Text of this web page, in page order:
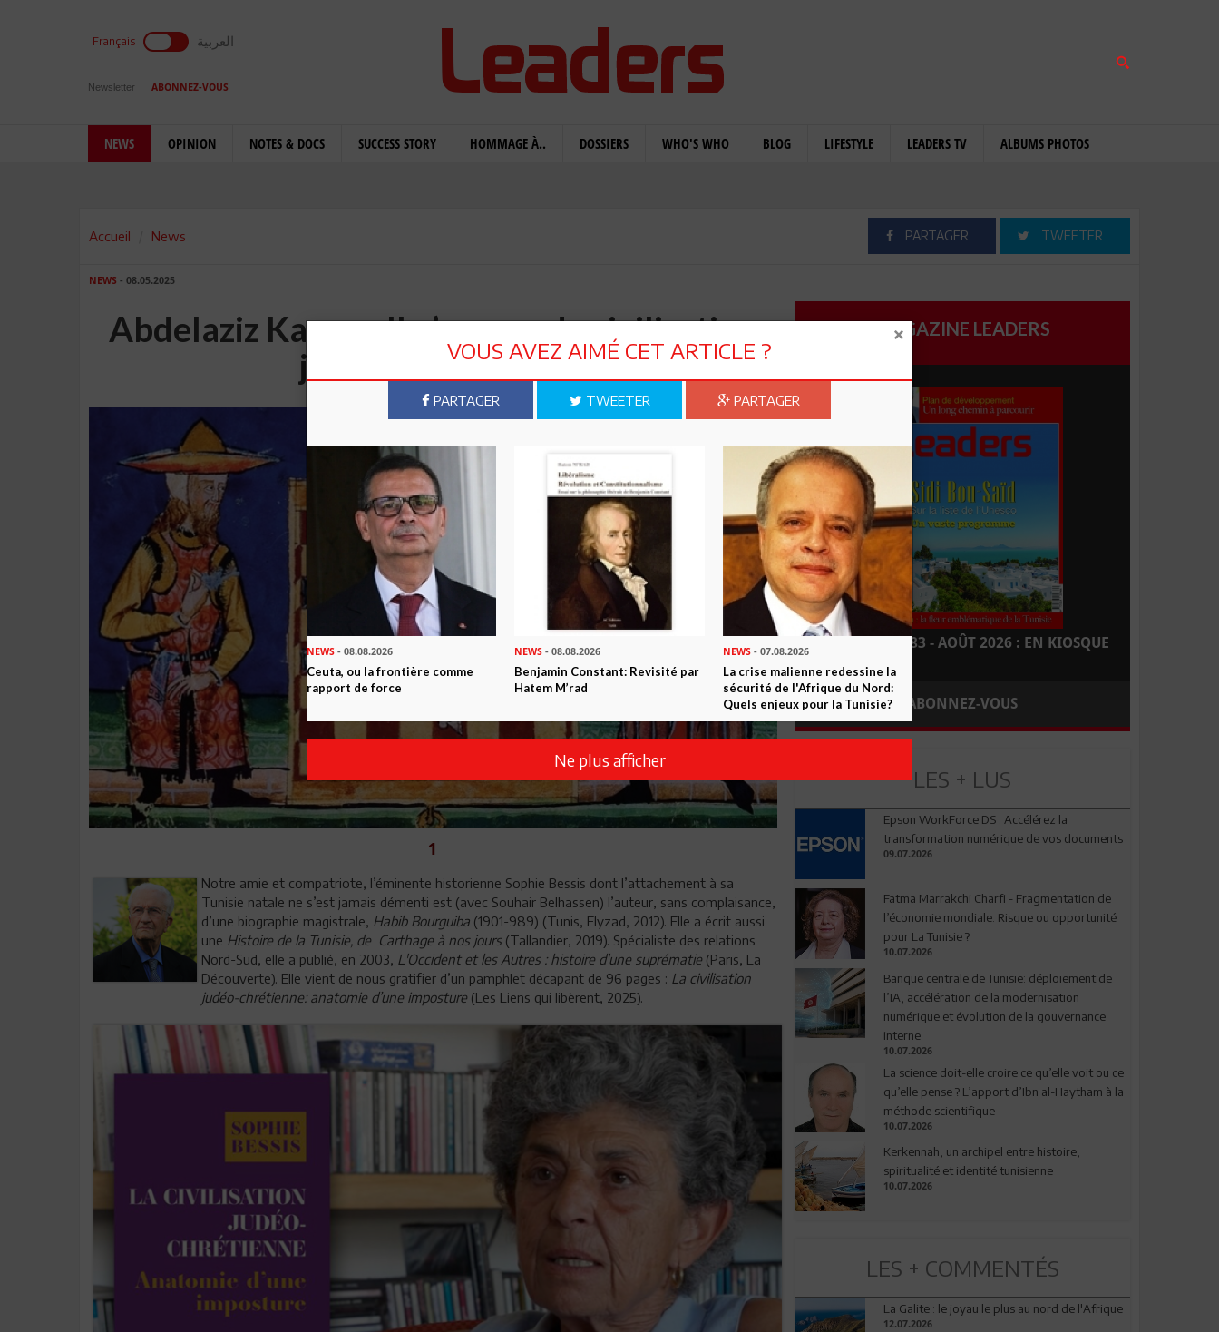
Français العربية
Newsletter ABONNEZ-VOUS
NEWS OPINION NOTES & DOCS SUCCESS STORY HOMMAGE À.. DOSSIERS WHO'S WHO BLOG LIFESTYLE LEADERS TV ALBUMS PHOTOS
Accueil News PARTAGER TWEETER
NEWS - 08.05.2025
Abdelaziz Kacem: Il n’y a pas de civilisation
judéo-chrétienne
1
Notre amie et compatriote, l’éminente historienne Sophie Bessis dont l’attachement à sa
Tunisie natale ne s’est jamais démenti est (avec Souhair Belhassen) l’auteur, sans complaisance,
d’une biographie magistrale, Habib Bourguiba(1901-989) (Tunis, Elyzad, 2012). Elle a écrit aussi
une Histoire de la Tunisie, de Carthage à nos jours (Tallandier, 2019). Spécialiste des relations
Nord-Sud, elle a publié, en 2003, L'Occident et les Autres : histoire d'une suprématie(Paris, La
Découverte). Elle vient de nous gratifier d’un pamphlet décapant de 96 pages : La civilisation
judéo-chrétienne: anatomie d’une imposture(Les Liens qui libèrent, 2025).
MAGAZINE LEADERS
LEADERS N° 183 - AOÛT 2026 : EN KIOSQUE
ABONNEZ-VOUS
LES + LUS
Epson WorkForce DS : Accélérez la
transformation numérique de vos documents
09.07.2026
Fatma Marrakchi Charfi - Fragmentation de
l’économie mondiale: Risque ou opportunité
pour La Tunisie ?
10.07.2026
Banque centrale de Tunisie: déploiement de
l’IA, accélération de la modernisation
numérique et évolution de la gouvernance
interne
10.07.2026
La science doit-elle croire ce qu’elle voit ou ce
qu’elle pense ? L’apport d’Ibn al-Haytham à la
méthode scientifique
10.07.2026
Kerkennah, un archipel entre histoire,
spiritualité et identité tunisienne
10.07.2026
LES + COMMENTÉS
La Galite : le joyau le plus au nord de l'Afrique
12.07.2026
VOUS AVEZ AIMÉ CET ARTICLE ?
PARTAGER TWEETER PARTAGER
NEWS - 08.08.2026
Ceuta, ou la frontière comme
rapport de force
NEWS - 08.08.2026
Benjamin Constant: Revisité par
Hatem M’rad
NEWS- 07.08.2026
La crise malienne redessine la
sécurité de l'Afrique du Nord:
Quels enjeux pour la Tunisie?
Ne plus afficher